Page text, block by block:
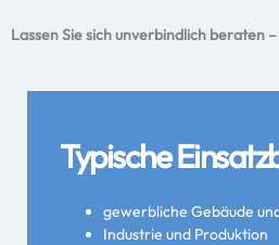
Lassen Sie sich unverbindlich beraten
Typische
gewerbliche Gebäude
Industrie und Produktion